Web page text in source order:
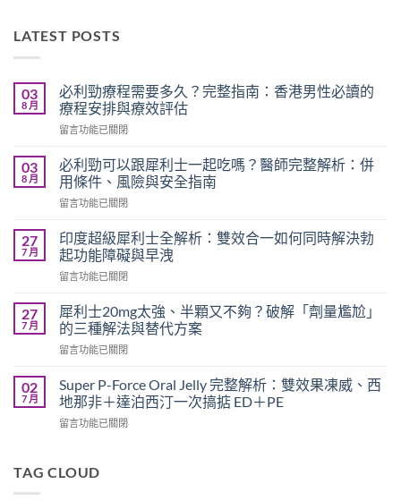
LATEST POSTS
03
8 月
必利勁療程需要多久？完整指南：香港男性必讀的
療程安排與療效評估
在
利
勁
療
程
要
多
久？
完
指
南：
港
性
必
讀
安
留言功能已關閉
03
8 月
必利勁可以跟犀利士一起吃嗎？醫師完整解析：併
用條件、風險與安全指南
在
利
勁
可
以
犀
利
士
一
吃
嗎？
師
解
留言功能已關閉
27
7 月
印度超級犀利士全解析：雙效合一如何同時解決勃
起功能障礙與早洩
在
度
超
級
犀
士
全
解
析：
合
留言功能已關閉
27
7 月
犀利士20mg太強、半顆又不夠？破解「劑量尷尬」
的三種解法與替代方案
在
利
士
20mg
太
顆
留言功能已關閉
02
7 月
Super P-Force Oral Jelly 完整解析：雙效果凍威、西
地那非＋達泊西汀一次搞掂 ED＋PE
在
Force
留言功能已關閉
TAG CLOUD